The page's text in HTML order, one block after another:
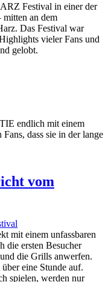
Festival in einer der
mitten an dem
Das Festival war
vieler Fans und
gelobt.
endlich mit einem
dass sie in der lange
vom
mit einem unfassbaren
die ersten Besucher
die Grills anwerfen.
eine Stunde auf.
spielen, werden nur